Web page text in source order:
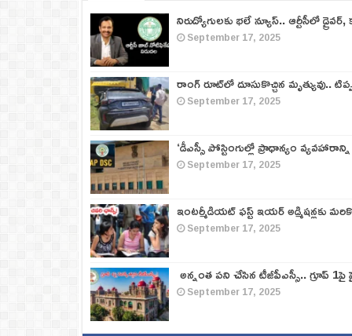
నిరుద్యోగులకు భలే న్యూస్.. ఆర్టీసీలో
September 17, 2025
రాంగ్ రూట్‌లో దూసుకొచ్చిన మృత్యువు..
September 17, 2025
‘డీఎస్సీ పోస్టింగుల్లో ప్రాధాన్యం
September 17, 2025
ఇంటర్మీడియట్ ఫస్ట్‌ ఇయర్‌ అడ్మిషన్లకు
September 17, 2025
అన్నంత పని చేసిన టీజీపీఎస్సీ.. గ్రూప్‌
September 17, 2025